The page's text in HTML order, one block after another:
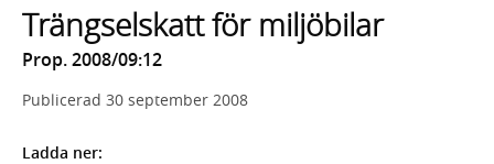
lista
med
sökförslag
Trängselskatt för miljöbilar
Prop. 2008/09:12
Publicerad 30 september 2008
Ladda ner: